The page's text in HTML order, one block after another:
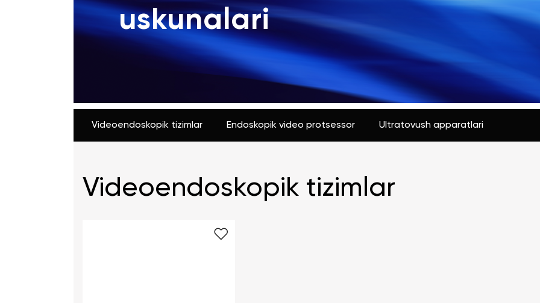
+998 (78) 555-74-63
AE KG
uskunalari
Videoendoskopik tizimlar Endoskopik video protsessor Ultratovush apparatlari
Videoendoskopik tizimlar